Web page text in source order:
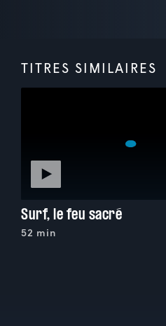
TITRES SIMILAIRES
Surf, le feu sacré
52 min